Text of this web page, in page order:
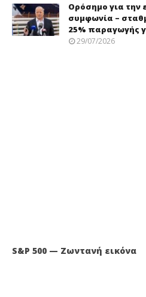
Ορόσημο για την
συμφωνία –
25% παραγωγής
29/07/2026
S&P 500 — Ζωντανή εικόνα